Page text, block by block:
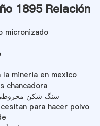
1895 Relación
micronizado
mineria en mexico
chancadora
سنگ شکن مخروطی
para hacer polvo